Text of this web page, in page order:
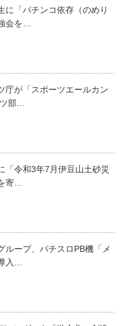
に「パチンコ依存（のめり
会を…
庁が「スポーツエールカン
部…
「令和3年7月伊豆山土砂災
寄…
ループ、パチスロPB機「メ
入…